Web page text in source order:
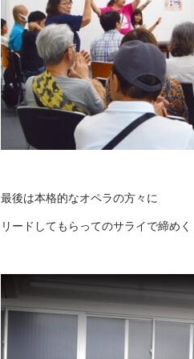
最後は本格的なオペラの方々に
リードしてもらってのサライで締めく